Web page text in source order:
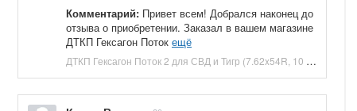
Комментарий: Привет всем! Добрался наконец до
отзыва о приобретении. Заказал в вашем магазине
ДТКП Гексагон Поток ещё
ДТКП Гексагон Поток 2 для СВД и Тигр (7.62x54R, 10 камер, 240 мм, банка, сталь) купить в Москве и СПБ, цена 16000 руб. Доставка по РФ!